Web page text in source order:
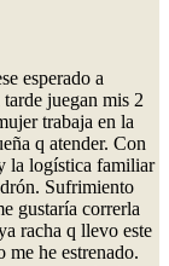
esperado a
juegan mis 2
trabaja en la
q atender. Con
la logística familiar
Sufrimiento
gustaría correrla
racha q llevo este
me he estrenado.